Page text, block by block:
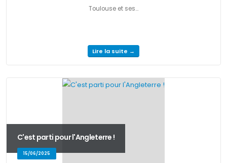
Toulouse et ses...
Lire la suite →
C'est parti pour l'Angleterre !
15/06/2025